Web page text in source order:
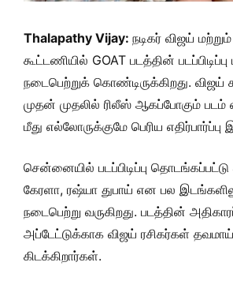
Thalapathy Vijay: நடிகர் விஜய்
கூட்டணியில் GOAT படத்தின் படப்பிடிப்பு
நடைபெற்றுக் கொண்டிருக்கிறது. விஜய்
முதன் முதலில் ரிலீஸ் ஆகப்போகும்
மீது எல்லோருக்குமே பெரிய எதிர்பார்ப்பு
சென்னையில் படப்பிடிப்பு தொடங்கப்பட்டு
கேரளா, ரஷ்யா துபாய் என பல இடங்களிலும்
நடைபெற்று வருகிறது. படத்தின்
அப்டேட்டுக்காக விஜய் ரசிகர்கள்
கிடக்கிறார்கள்.